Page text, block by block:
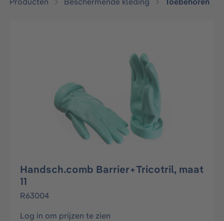
Handsch.comb Barrier+Tricotril, maat
11
R63004
Log in om prijzen te zien